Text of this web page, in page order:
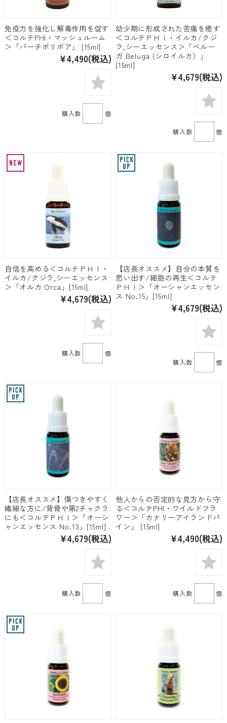
免疫力を強化し解毒作用を促す
＜コルテPHI・マッシュルーム
＞「バーチポリポア」 [15ml]
¥4,490(税込)
購入数 個
幼少期に形成された苦痛を癒す
＜コルテＰＨＩ・イルカ/クジ
ラ,シーエッセンス＞「ベルー
ガ Beluga (シロイルカ）」
[15ml]
¥4,679(税込)
購入数 個
自信を高める＜コルテＰＨＩ・
イルカ/クジラ,シーエッセンス
＞「オルカ Orca」[15ml]
¥4,679(税込)
購入数 個
【店長オススメ】自分の本質を
思い出す/細胞の再生＜コルテ
ＰＨＩ＞「オーシャンエッセン
ス No.15」[15ml]
¥4,679(税込)
購入数 個
【店長オススメ】傷つきやすく
繊細な方に/背骨や第2チャクラ
にも＜コルテＰＨＩ＞「オーシ
ャンエッセンス No.13」[15ml]
¥4,679(税込)
購入数 個
他人からの否定的な見方から守
る＜コルテPHI・ワイルドフラ
ワー＞「カナリーアイランドパ
イン」 [15ml]
¥4,490(税込)
購入数 個